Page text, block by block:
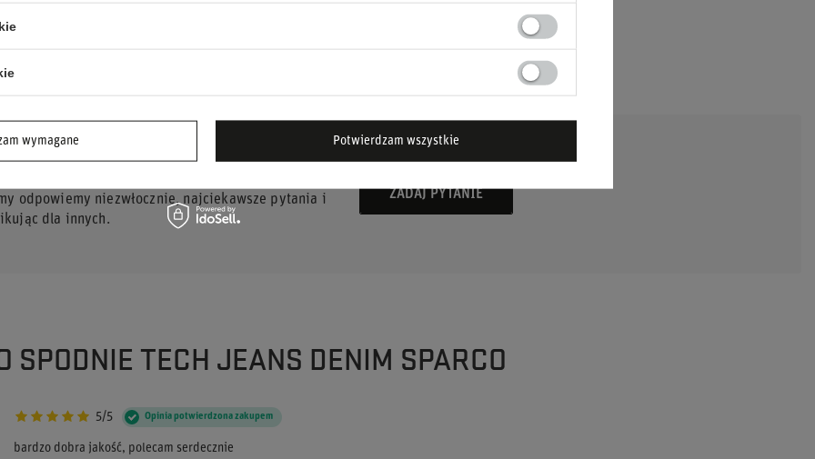
i praktyczności!
odpowiemy niezwłocznie, najciekawsze pytania i
dla innych.
ZADAJ PYTANIE
SPODNIE TECH JEANS DENIM SPARCO
5/5 Opinia potwierdzona zakupem
bardzo dobra jakość, polecam serdecznie
wymagane Potwierdzam wszystkie